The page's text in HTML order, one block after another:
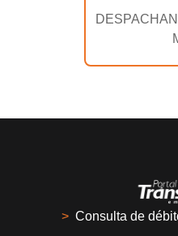
> Consulta de